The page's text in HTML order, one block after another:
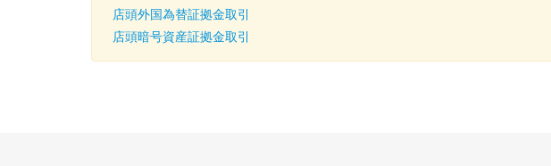
店頭外国為替証拠金取引
店頭暗号資産証拠金取引